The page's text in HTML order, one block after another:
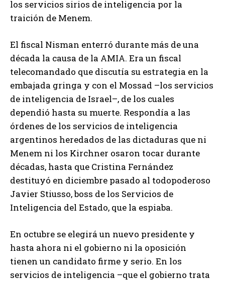
los servicios sirios de inteligencia por la
traición de Menem.
El fiscal Nisman enterró durante más de una
década la causa de la AMIA. Era un fiscal
telecomandado que discutía su estrategia en la
embajada gringa y con el Mossad –los servicios
de inteligencia de Israel–, de los cuales
dependió hasta su muerte. Respondía a las
órdenes de los servicios de inteligencia
argentinos heredados de las dictaduras que ni
Menem ni los Kirchner osaron tocar durante
décadas, hasta que Cristina Fernández
destituyó en diciembre pasado al todopoderoso
Javier Stiusso, boss de los Servicios de
Inteligencia del Estado, que la espiaba.
En octubre se elegirá un nuevo presidente y
hasta ahora ni el gobierno ni la oposición
tienen un candidato firme y serio. En los
servicios de inteligencia –que el gobierno trata